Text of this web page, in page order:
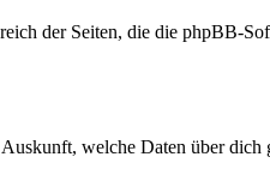
der Seiten, die die phpBB-
welche Daten über dich